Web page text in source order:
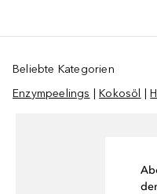
Beliebte Kategorien
Enzympeelings |Kokosöl |